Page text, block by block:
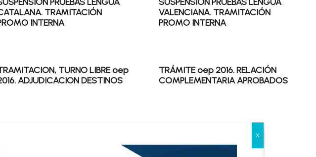
TRAMITACIÓN
INTERNA
VALENCIANA. TRAMITACIÓN
PROMO INTERNA
TURNO LIBRE oep
ADJUDICACION DESTINOS
TRÁMITE oep 2016. RELACIÓN
COMPLEMENTARIA APROBADOS